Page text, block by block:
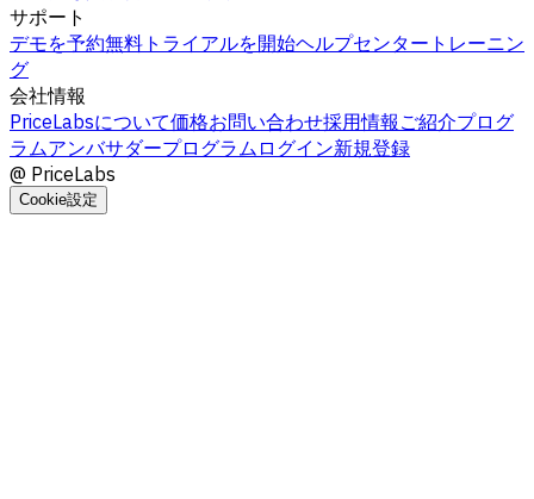
サポート
デモを予約無料トライアルを開始ヘルプセンター トレーニン
グ
会社情報
PriceLabsについて価格お問い合わせ採用情報 ご紹介プログ
ラムアンバサダープログラム ログイン新規登録
@ PriceLabs
Cookie設定